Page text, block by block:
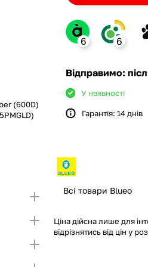
(600D)
6
картку і створіть
6
частинами.
першої частини платежу та
Відправимо:
У наявності
Гарантія: 14 днів
Всі товари Blueo
Ціна дійсна лише для
відрізнятись від цін у